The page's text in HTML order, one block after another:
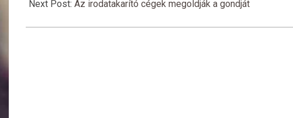
08
Next Post: Az irodatakarító cégek megoldják a gondját